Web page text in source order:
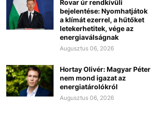
Rovar úr rendkívüli
bejelentése: Nyomhatjátok
a klímát ezerrel, a hűtőket
letekerhetitek, vége az
energiaválságnak
Augusztus 06, 2026
Hortay Olivér: Magyar Péter
nem mond igazat az
energiatárolókról
Augusztus 06, 2026